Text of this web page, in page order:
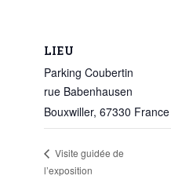
LIEU
Parking Coubertin
rue Babenhausen
Bouxwiller, 67330 France
Visite guidée de
l’exposition